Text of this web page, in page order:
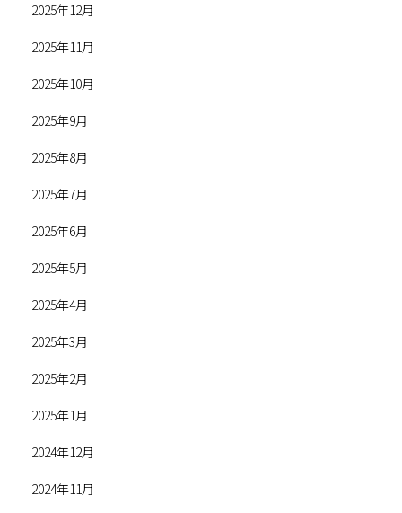
2025年12月
2025年11月
2025年10月
2025年9月
2025年8月
2025年7月
2025年6月
2025年5月
2025年4月
2025年3月
2025年2月
2025年1月
2024年12月
2024年11月